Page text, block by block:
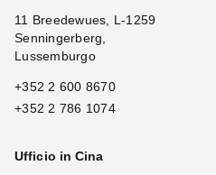
11 Breedewues, L-1259
Senningerberg,
Lussemburgo
+352 2 600 8670
+352 2 786 1074
Ufficio in Cina